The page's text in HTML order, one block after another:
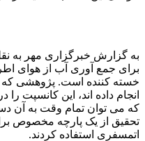
به گزارش خبرگزاری مهر به
برای جمع آوری آب از هوای
خسته کننده است. پژوهشی که
انجام داده اند، این کانسپت
که می توان تمام وقت به آن
تحقیق از یک پارچه مخصوص
اتمسفری استفاده کردند.